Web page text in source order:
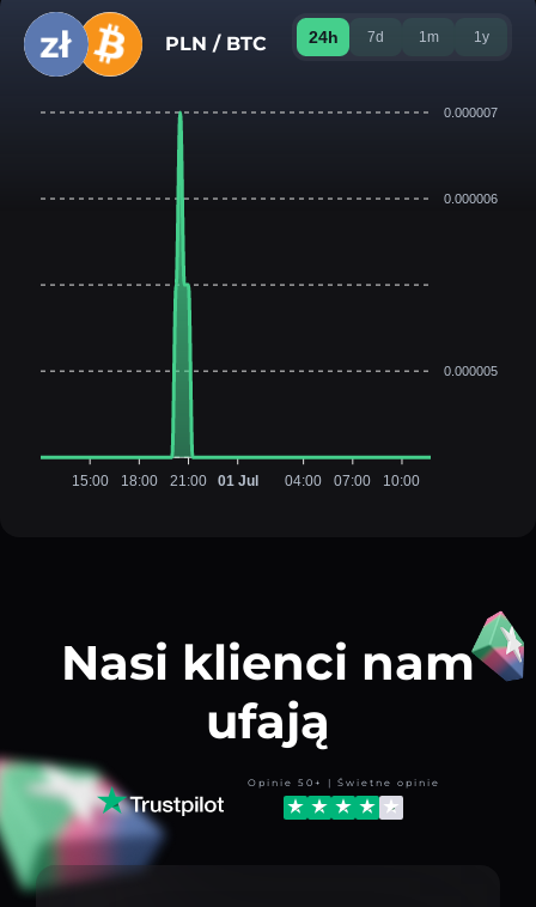
PLN / BTC 24h 7d 1m 1y
0.000007
0.000006
0.000005
15:00 18:00 21:00 01 Jul 04:00 07:00 10:00
Nasi klienci nam
ufają
Opinie 50+ | Świetne opinie